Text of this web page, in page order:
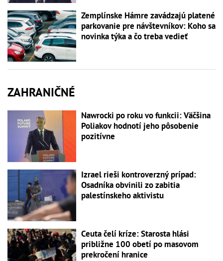
Zemplínske Hámre zavádzajú platené
parkovanie pre návštevníkov: Koho sa
novinka týka a čo treba vedieť
ZAHRANIČNÉ
Nawrocki po roku vo funkcii: Väčšina
Poliakov hodnotí jeho pôsobenie
pozitívne
Izrael rieši kontroverzný prípad:
Osadníka obvinili zo zabitia
palestínskeho aktivistu
Ceuta čelí kríze: Starosta hlási
približne 100 obetí po masovom
prekročení hranice